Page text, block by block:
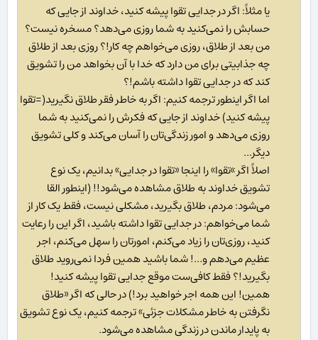
یا مثلاً: اگر در جدایی تقوا پیشه کنید، خداوند از جایی که
حسابش را نمی‌کنید به شما روزی می‌دهد؟ مسخره نیست؟
من بعد از طلاق، روزی می‌خواهم چه کار!؟ روزی بعد از طلاق
چه جذابیتی برای من دارد که خدا با آن بخواهد من را تشویق
کند که در جدایی تقوا داشته باشم!؟
اما اگر اینطور ترجمه کنیم: اگر به خاطر فقر طلاق نگیرید(=تقوا
پیشه کنید) خداوند از جایی که فکرش را نمی‌کنید به شما
روزی می‌دهد و امور زندگی‌تان را آسان می‌کند و کلی تشویق
دیگر...
اصلاً اگر »تقوا» را اینجا «تقوا در جدایی» بدانیم، یک نوع
تشویق خداوند به طلاق مشاهده می‌شود!! (اینطور القا
می‌شود: مردم، طلاق بگیرید، مشکلی نیست، فقط یک کار از
شما می‌خواهم: در جدایی تقوا داشته باشید، اگر این را رعایت
کنید، روزی‌تان را زیاد می‌کنم، امورتان را سهل می‌کنم، اجر
عظیم می‌دهم و...! شما باشید همین فردا نمی‌روید طلاق
بگیرید!؟ فقط کافی‌ست موقع جدایی تقوا پیشه کنید!
همین! این همه اجر خواهید برد!) در حالی که اگر «طلاق
نگرفتن به خاطر مشکلات جزئی» ترجمه کنیم، یک نوع تشویق
به پایدار ماندن در زندگی مشاهده می‌شود.